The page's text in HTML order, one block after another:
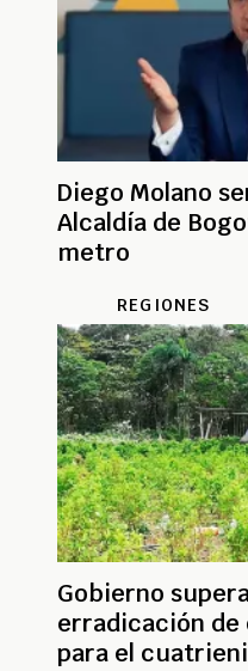
Diego Molano
Alcaldía de
metro
REGIONES
Gobierno
erradicación
para el